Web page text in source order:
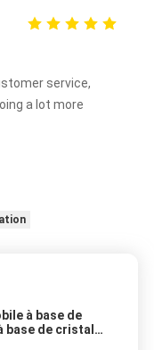
service,
a lot more
à base de
base de cristal